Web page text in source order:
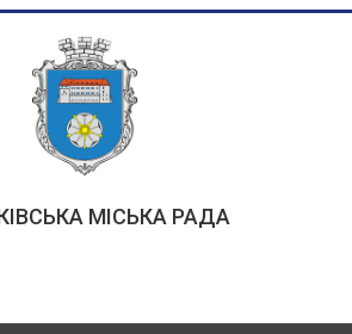
МІСЬКА РАДА